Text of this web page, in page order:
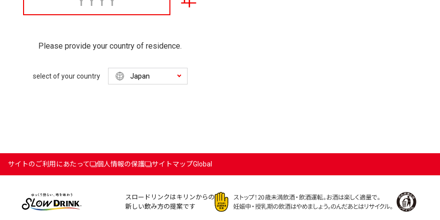
Please provide your country of residence.
select of your country
サイトのご利用にあたって 個人情報の保護 サイトマップGlobal
スロードリンクはキリンからの
新しい飲み方の提案です